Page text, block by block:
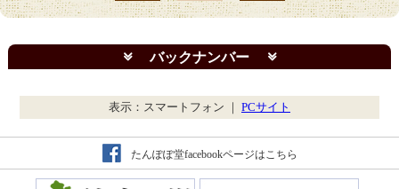
バックナンバー
表示：スマートフォン ｜ PCサイト
たんぽぽ堂facebookページはこちら